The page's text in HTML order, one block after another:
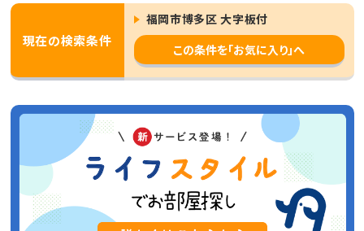
現在の検索条件
福岡市博多区 大字板付
この条件を「お気に入り」へ